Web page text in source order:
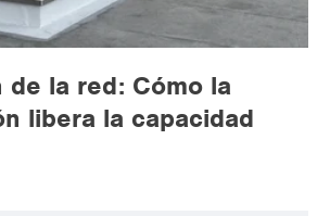
de la red: Cómo la
libera la capacidad